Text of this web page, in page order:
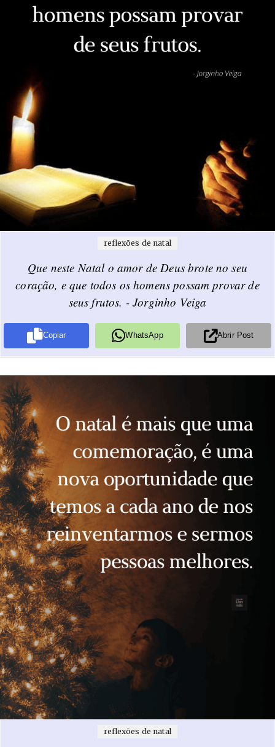
reflexões de natal
Que neste Natal o amor de Deus brote no seu
coração, e que todos os homens possam provar de
seus frutos. - Jorginho Veiga
Copiar WhatsApp Abrir Post
reflexões de natal